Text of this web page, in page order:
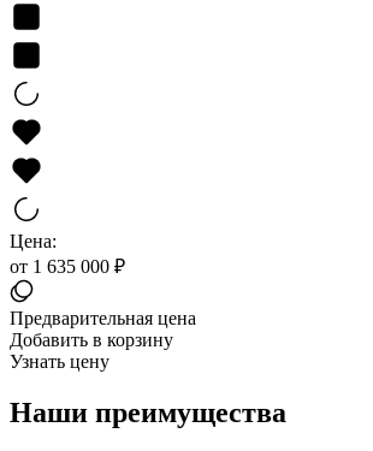
Цена:
от 1 635 000 ₽
Предварительная цена
Добавить в корзину
Узнать цену
Наши преимущества